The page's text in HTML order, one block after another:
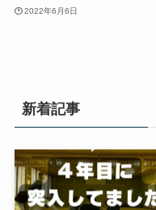
2022年6月6日
新着記事